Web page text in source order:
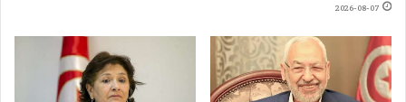
2026-08-07